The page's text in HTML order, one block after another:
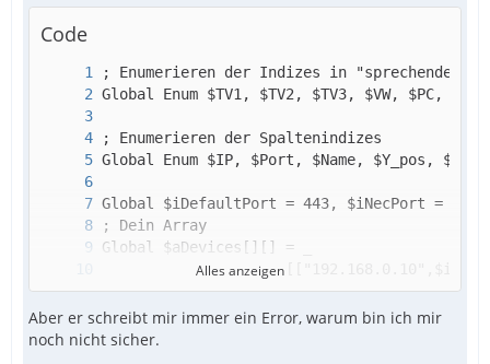
Code
Alles anzeigen
Aber er schreibt mir immer ein Error, warum bin ich mir
noch nicht sicher.